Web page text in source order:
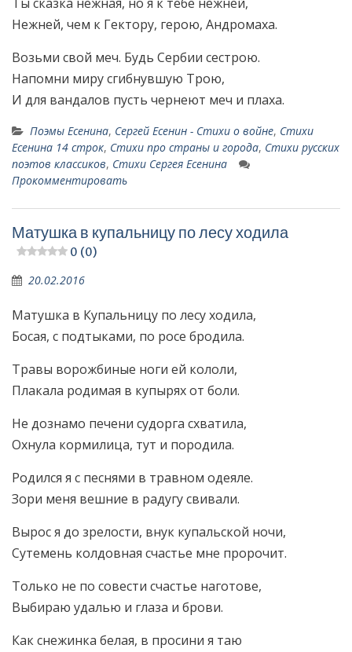
Нежней, чем к Гектору, герою, Андромаха.
Возьми свой меч. Будь Сербии сестрою.
Напомни миру сгибнувшую Трою,
И для вандалов пусть чернеют меч и плаха.
Поэмы Есенина, Сергей Есенин - Стихи о войне, Стихи
Есенина 14 строк, Стихи про страны и города, Стихи русских
поэтов классиков, Стихи Сергея Есенина
Прокомментировать
Матушка в купальницу по лесу ходила
0 (0)
20.02.2016
Матушка в Купальницу по лесу ходила,
Босая, с подтыками, по росе бродила.
Травы ворожбиные ноги ей кололи,
Плакала родимая в купырях от боли.
Не дознамо печени судорга схватила,
Охнула кормилица, тут и породила.
Родился я с песнями в травном одеяле.
Зори меня вешние в радугу свивали.
Вырос я до зрелости, внук купальской ночи,
Сутемень колдовная счастье мне пророчит.
Только не по совести счастье наготове,
Выбираю удалью и глаза и брови.
Как снежинка белая, в просини я таю